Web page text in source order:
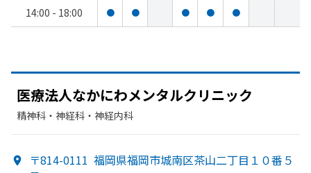
14:00 - 18:00 ● ● ● ● ●
医療法人なかにわメンタルクリニック
精神科・神経科・​神経内科
〒814-0111 福岡県福岡市城南区茶山二丁目１０番５